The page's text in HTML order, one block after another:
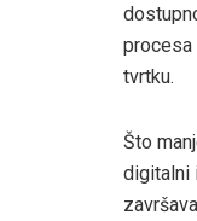
procesa
tvrtku.
Što
digitalni